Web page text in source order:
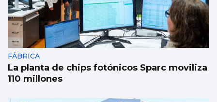
FÁBRICA
La planta de chips fotónicos Sparc moviliza
110 millones